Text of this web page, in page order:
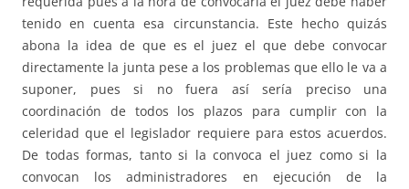
tenido en cuenta esa circunstancia. Este hecho quizás
abona la idea de que es el juez el que debe convocar
directamente la junta pese a los problemas que ello le va a
suponer, pues si no fuera así sería preciso una
coordinación de todos los plazos para cumplir con la
celeridad que el legislador requiere para estos acuerdos.
De todas formas, tanto si la convoca el juez como si la
convocan los administradores en ejecución de la